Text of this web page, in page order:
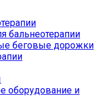
бальнеотерапии
беговые дорожки
оборудование и